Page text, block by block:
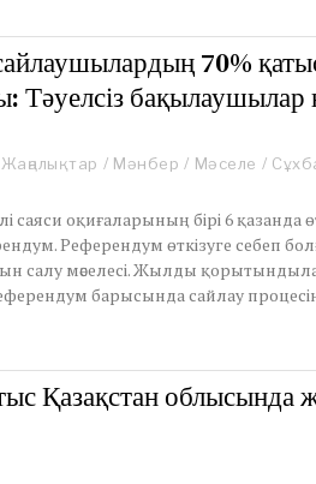
70%
Тәуелсіз бақылаушылар
Жаңалықтар / Мәнбер / Мәселе /
оқиғаларының бірі 6 қазанда
Референдум өткізуге себеп
салу мәселесі. Жылды
барысында сайлау
Қазақстан облысында